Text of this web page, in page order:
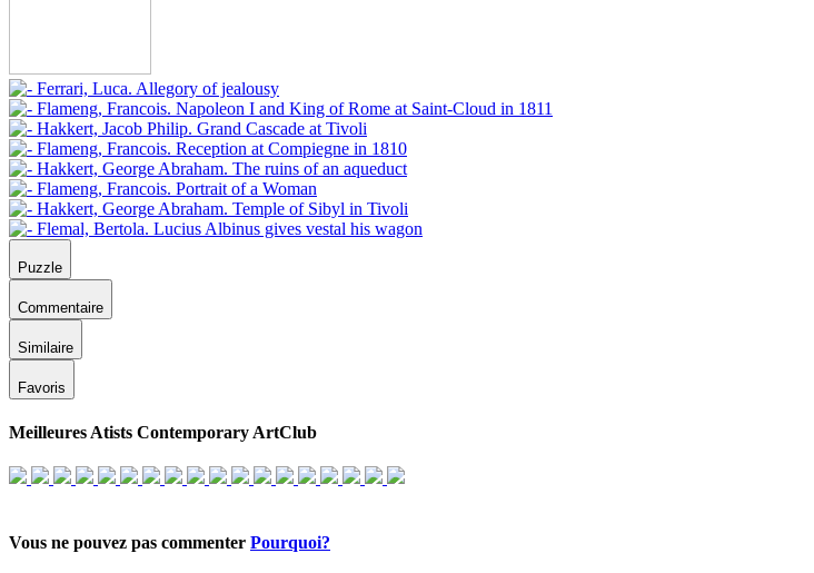
Puzzle
Commentaire
Similaire
Favoris
Meilleures Atists Contemporary ArtClub
Vous ne pouvez pas commenter Pourquoi?